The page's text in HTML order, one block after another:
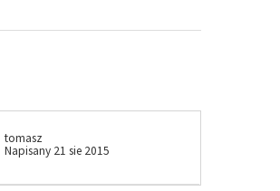
tomasz
Napisany 21 sie 2015